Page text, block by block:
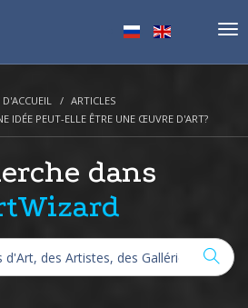
D'ACCUEIL
ARTICLES
IDÉE PEUT-ELLE ÊTRE UNE ŒUVRE D'ART?
dans